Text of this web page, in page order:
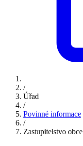
/
Úřad
/
Povinné informace
/
Zastupitelstvo obce